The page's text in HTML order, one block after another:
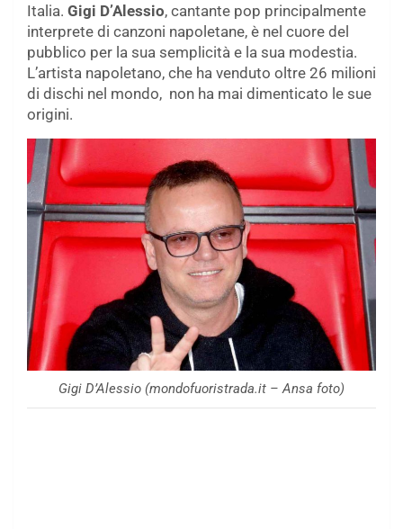
Italia. Gigi D’Alessio, cantante pop principalmente
interprete di canzoni napoletane, è nel cuore del
pubblico per la sua semplicità e la sua modestia.
L’artista napoletano, che ha venduto oltre 26 milioni
di dischi nel mondo, non ha mai dimenticato le sue
origini.
Gigi D’Alessio (mondofuoristrada.it – Ansa foto)